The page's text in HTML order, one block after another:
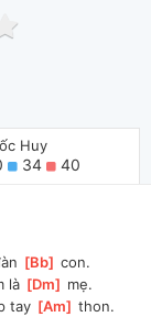
Huy
34 40
[Bb ] con.
là [Dm
mẹ.
tay [Am ] thon.